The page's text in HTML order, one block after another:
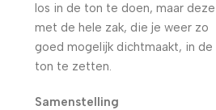
los in de ton te doen, maar deze
met de hele zak, die je weer zo
goed mogelijk dichtmaakt, in de
ton te zetten.
Samenstelling